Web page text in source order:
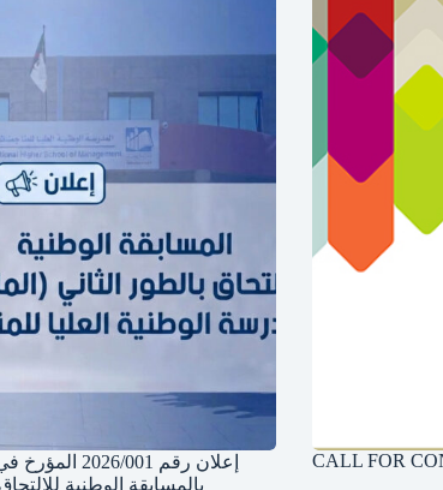
بالمسابقة الوطنية
CALL FOR